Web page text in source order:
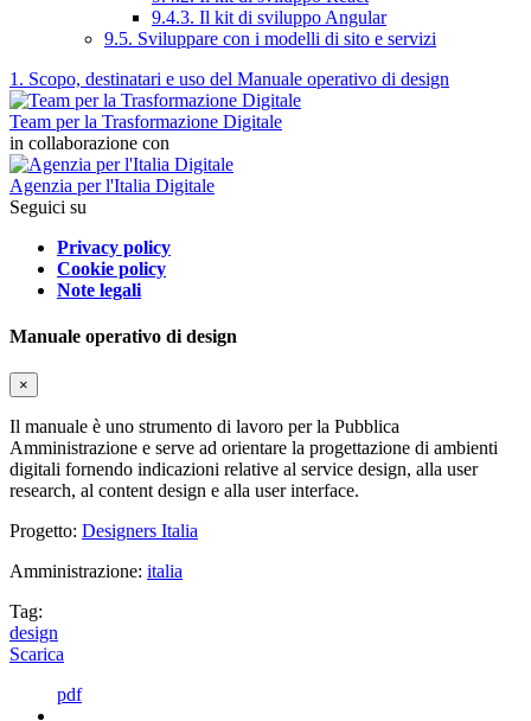
9.4.3. Il kit di sviluppo Angular
9.5. Sviluppare con i modelli di sito e servizi
1. Scopo, destinatari e uso del Manuale operativo di design
Team per la Trasformazione Digitale
in collaborazione con
Agenzia per l'Italia Digitale
Seguici su
Privacy policy
Cookie policy
Note legali
Manuale operativo di design
×
Il manuale è uno strumento di lavoro per la Pubblica
Amministrazione e serve ad orientare la progettazione di ambienti
digitali fornendo indicazioni relative al service design, alla user
research, al content design e alla user interface.
Progetto: Designers Italia
Amministrazione: italia
Tag:
design
Scarica
pdf